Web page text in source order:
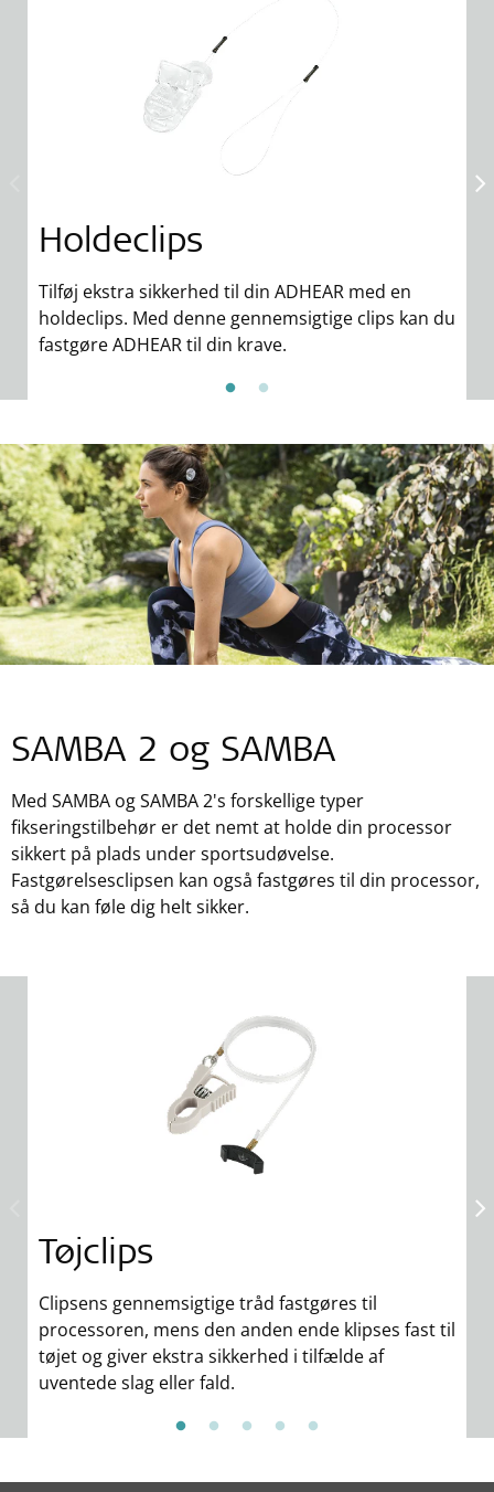
Holdeclips
Tilføj ekstra sikkerhed til din ADHEAR med en
holdeclips. Med denne gennemsigtige clips kan du
fastgøre ADHEAR til din krave.
SAMBA 2 og SAMBA
Med SAMBA og SAMBA 2's forskellige typer
fikseringstilbehør er det nemt at holde din processor
sikkert på plads under sportsudøvelse.
Fastgørelsesclipsen kan også fastgøres til din processor,
så du kan føle dig helt sikker.
Tøjclips
Clipsens gennemsigtige tråd fastgøres til
processoren, mens den anden ende klipses fast til
tøjet og giver ekstra sikkerhed i tilfælde af
uventede slag eller fald.